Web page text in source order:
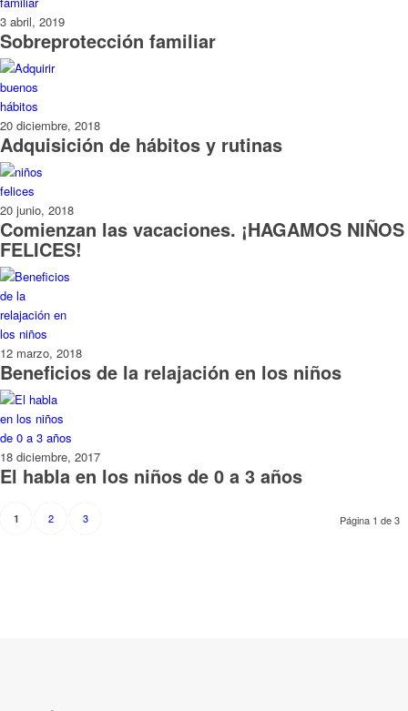
3 abril, 2019
Sobreprotección familiar
20 diciembre, 2018
Adquisición de hábitos y rutinas
20 junio, 2018
Comienzan las vacaciones. ¡HAGAMOS NIÑOS
FELICES!
12 marzo, 2018
Beneficios de la relajación en los niños
18 diciembre, 2017
El habla en los niños de 0 a 3 años
Página 1 de 3
1 2 3